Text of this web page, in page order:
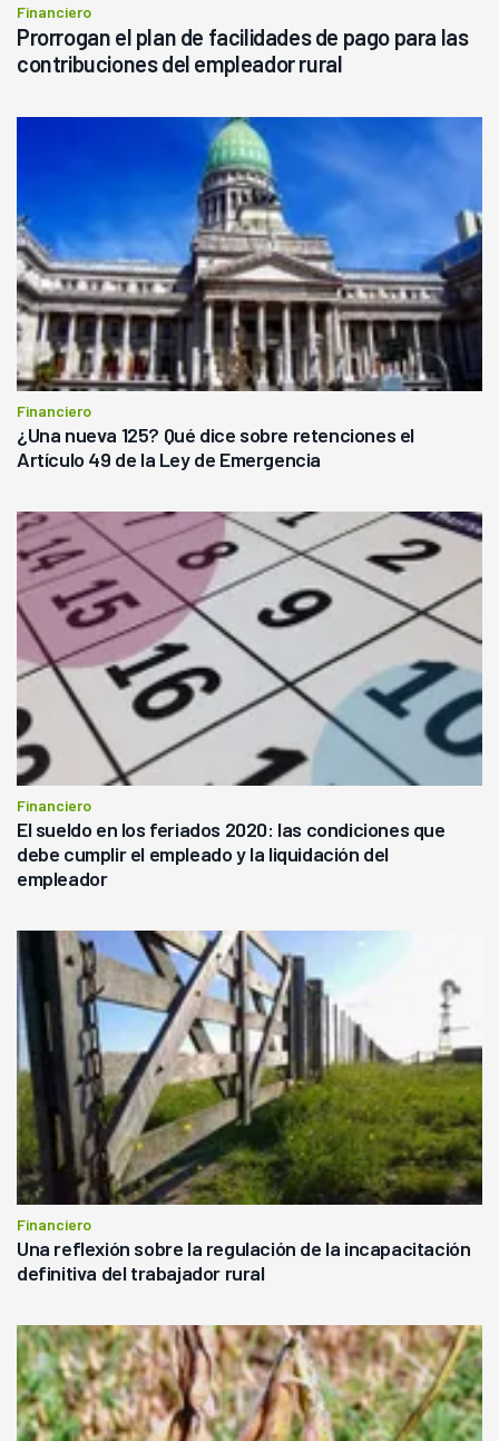
Financiero
Prorrogan el plan de facilidades de pago para las
contribuciones del empleador rural
Financiero
¿Una nueva 125? Qué dice sobre retenciones el
Artículo 49 de la Ley de Emergencia
Financiero
El sueldo en los feriados 2020: las condiciones que
debe cumplir el empleado y la liquidación del
empleador
Financiero
Una reflexión sobre la regulación de la incapacitación
definitiva del trabajador rural